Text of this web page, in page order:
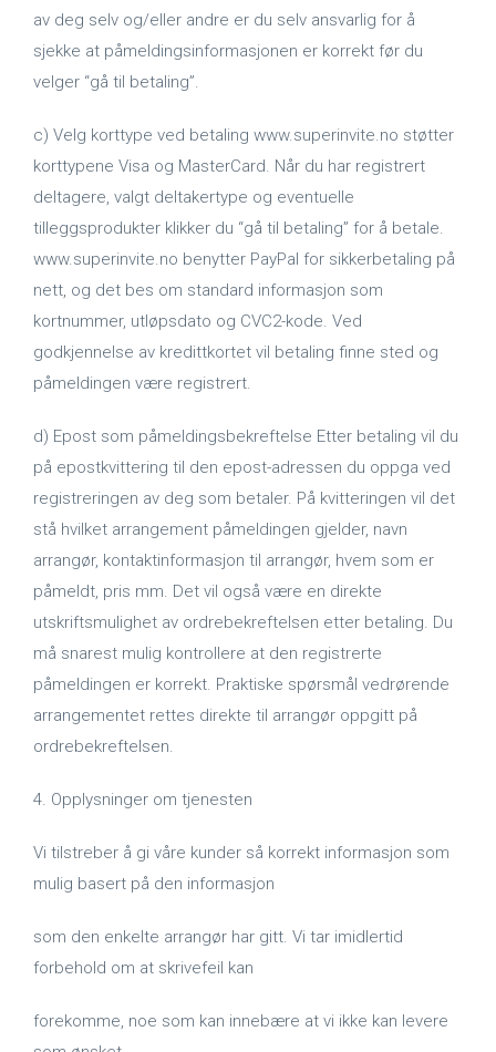
av deg selv og/eller andre er du selv ansvarlig for å
sjekke at påmeldingsinformasjonen er korrekt før du
velger “gå til betaling”.
c) Velg korttype ved betaling www.superinvite.no støtter
korttypene Visa og MasterCard. Når du har registrert
deltagere, valgt deltakertype og eventuelle
tilleggsprodukter klikker du “gå til betaling” for å betale.
www.superinvite.no benytter PayPal for sikkerbetaling på
nett, og det bes om standard informasjon som
kortnummer, utløpsdato og CVC2-kode. Ved
godkjennelse av kredittkortet vil betaling finne sted og
påmeldingen være registrert.
d) Epost som påmeldingsbekreftelse Etter betaling vil du
på epostkvittering til den epost-adressen du oppga ved
registreringen av deg som betaler. På kvitteringen vil det
stå hvilket arrangement påmeldingen gjelder, navn
arrangør, kontaktinformasjon til arrangør, hvem som er
påmeldt, pris mm. Det vil også være en direkte
utskriftsmulighet av ordrebekreftelsen etter betaling. Du
må snarest mulig kontrollere at den registrerte
påmeldingen er korrekt. Praktiske spørsmål vedrørende
arrangementet rettes direkte til arrangør oppgitt på
ordrebekreftelsen.
4. Opplysninger om tjenesten
Vi tilstreber å gi våre kunder så korrekt informasjon som
mulig basert på den informasjon
som den enkelte arrangør har gitt. Vi tar imidlertid
forbehold om at skrivefeil kan
forekomme, noe som kan innebære at vi ikke kan levere